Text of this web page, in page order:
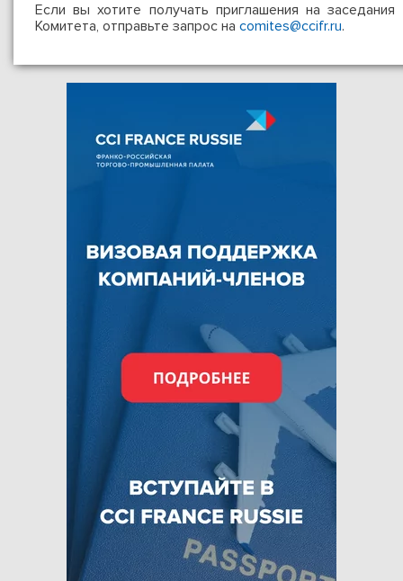
Если вы хотите получать приглашения на заседания
Комитета, отправьте запрос на comites@ccifr.ru.